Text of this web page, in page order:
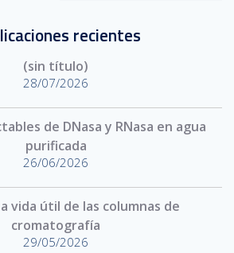
recientes
(sin título)
28/07/2026
de DNasa y RNasa en agua
purificada
26/06/2026
vida útil de las columnas de
cromatografía
29/05/2026